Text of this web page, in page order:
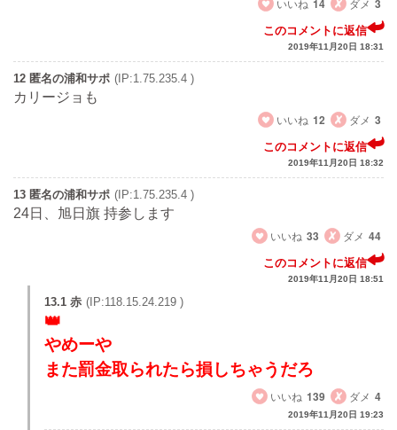
いいね 14 ダメ 3
このコメントに返信
2019年11月20日 18:31
12 匿名の浦和サポ (IP:1.75.235.4 )
カリージョも
いいね 12 ダメ 3
このコメントに返信
2019年11月20日 18:32
13 匿名の浦和サポ (IP:1.75.235.4 )
24日、旭日旗 持参します
いいね 33 ダメ 44
このコメントに返信
2019年11月20日 18:51
13.1 赤 (IP:118.15.24.219 )
やめーや
また罰金取られたら損しちゃうだろ
いいね 139 ダメ 4
2019年11月20日 19:23